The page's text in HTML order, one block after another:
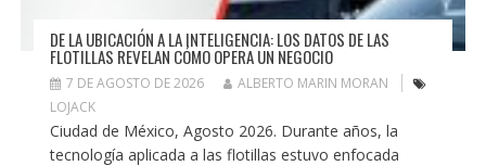
DE LA UBICACIÓN A LA INTELIGENCIA: LOS DATOS DE LAS
FLOTILLAS REVELAN CÓMO OPERA UN NEGOCIO
7 DE AGOSTO DE 2026
ALBERTO MARIN MORAN
LOJACK
Ciudad de México, Agosto 2026. Durante años, la
tecnología aplicada a las flotillas estuvo enfocada